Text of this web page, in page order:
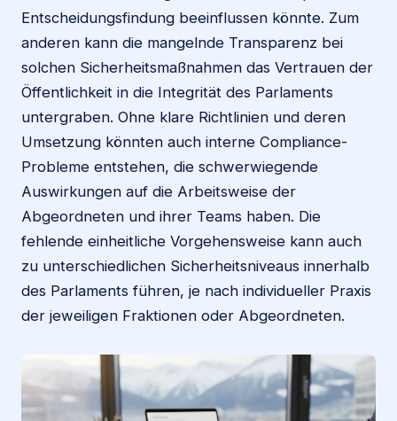
Entscheidungsfindung beeinflussen könnte. Zum
anderen kann die mangelnde Transparenz bei
solchen Sicherheitsmaßnahmen das Vertrauen der
Öffentlichkeit in die Integrität des Parlaments
untergraben. Ohne klare Richtlinien und deren
Umsetzung könnten auch interne Compliance-
Probleme entstehen, die schwerwiegende
Auswirkungen auf die Arbeitsweise der
Abgeordneten und ihrer Teams haben. Die
fehlende einheitliche Vorgehensweise kann auch
zu unterschiedlichen Sicherheitsniveaus innerhalb
des Parlaments führen, je nach individueller Praxis
der jeweiligen Fraktionen oder Abgeordneten.